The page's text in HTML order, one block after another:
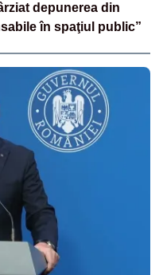
depunerea din
în spaţiul public”